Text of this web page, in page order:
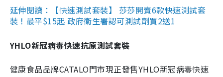
延伸閱讀：【快速測試套裝】 莎莎開賣6款快速測試套
裝！最平$15起 政府衛生署認可測試劑買2送1
YHLO新冠病毒快速抗原測試套裝
健康食品品牌CATALO門市現正發售YHLO新冠病毒快速